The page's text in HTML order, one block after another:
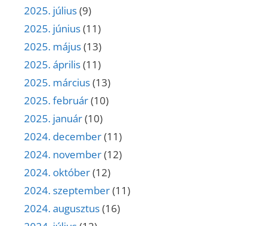
2025. július(9)
2025. június(11)
2025. május(13)
2025. április(11)
2025. március(13)
2025. február(10)
2025. január(10)
2024. december(11)
2024. november(12)
2024. október(12)
2024. szeptember(11)
2024. augusztus(16)